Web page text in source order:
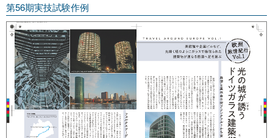
第56期実技試験作例